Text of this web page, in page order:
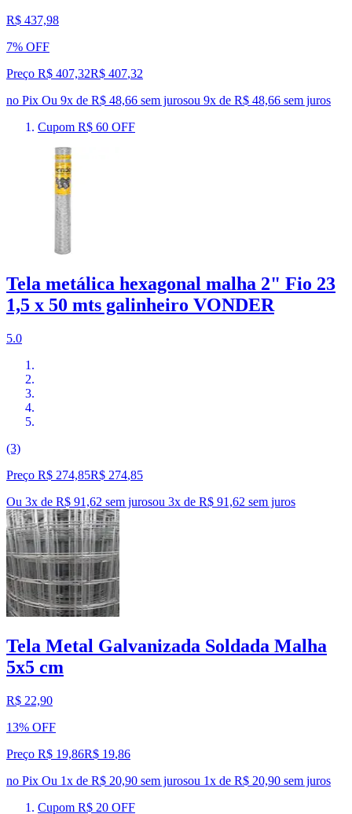
R$ 437,98
7% OFF
Preço R$ 407,32R$ 407,32
no Pix Ou 9x de R$ 48,66 sem jurosou 9x de R$ 48,66 sem juros
Cupom R$ 60 OFF
Tela metálica hexagonal malha 2" Fio 23
1,5 x 50 mts galinheiro VONDER
5.0
(3)
Preço R$ 274,85R$ 274,85
Ou 3x de R$ 91,62 sem jurosou 3x de R$ 91,62 sem juros
Tela Metal Galvanizada Soldada Malha
5x5 cm
R$ 22,90
13% OFF
Preço R$ 19,86R$ 19,86
no Pix Ou 1x de R$ 20,90 sem jurosou 1x de R$ 20,90 sem juros
Cupom R$ 20 OFF